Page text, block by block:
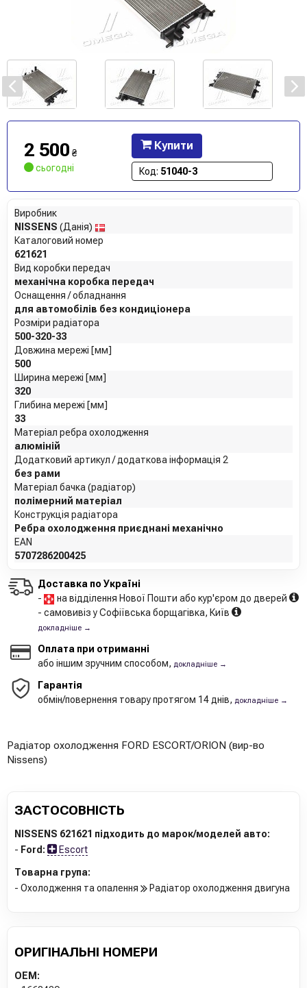
2 500 ₴
сьогодні
Купити
Код: 51040-3
Виробник
NISSENS (Данія)
Каталоговий номер
621621
Вид коробки передач
механічна коробка передач
Оснащення / обладнання
для автомобілів без кондиціонера
Розміри радіатора
500-320-33
Довжина мережі [мм]
500
Ширина мережі [мм]
320
Глибина мережі [мм]
33
Матеріал ребра охолодження
алюміній
Додатковий артикул / додаткова інформація 2
без рами
Матеріал бачка (радіатор)
полімерний матеріал
Конструкція радіатора
Ребра охолодження приєднані механічно
EAN
5707286200425
Доставка по Україні
-
на відділення Нової Пошти або кур'єром до дверей
- самовивіз у Софіївська борщагівка, Київ
докладніше →
Оплата при отриманні
або іншим зручним способом, докладніше →
Гарантія
обмін/повернення товару протягом 14 днів, докладніше →
Радіатор охолодження FORD ESCORT/ORION (вир-во
Nissens)
ЗАСТОСОВНІСТЬ
NISSENS 621621 підходить до марок/моделей авто:
- Ford: Escort
Товарна група:
- Охолодження та опалення
Радіатор охолодження двигуна
ОРИГІНАЛЬНІ НОМЕРИ
OEM: